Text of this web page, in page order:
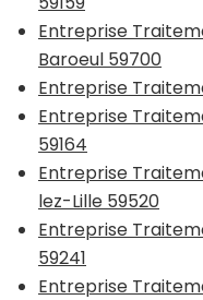
Entreprise
Baroeul 59700
Entreprise
Entreprise
59164
Entreprise
lez-Lille 59520
Entreprise
59241
Entreprise